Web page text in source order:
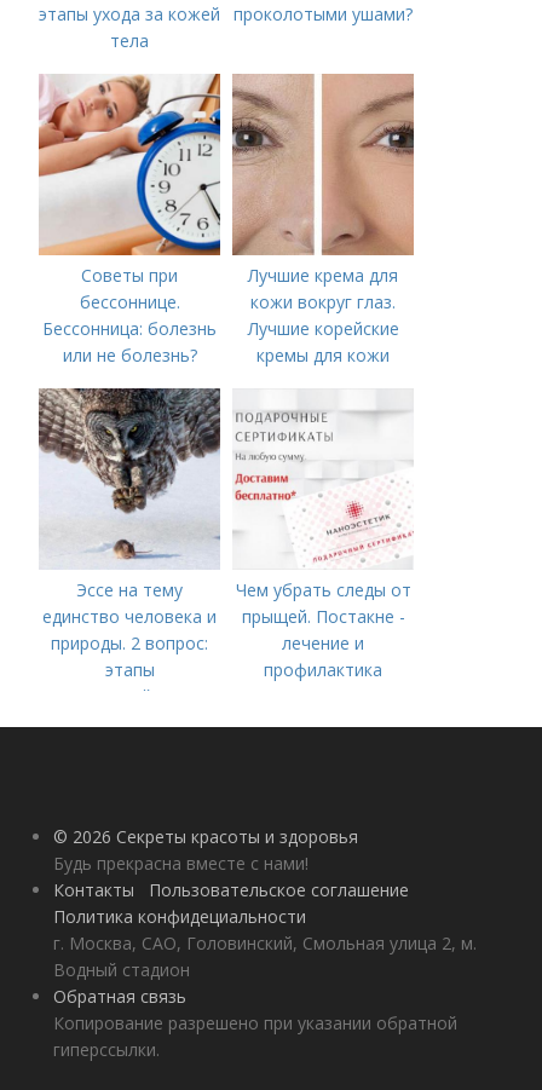
этапы ухода за кожей
тела
проколотыми ушами?
Советы при
бессоннице.
Бессонница: болезнь
или не болезнь?
Лучшие крема для
кожи вокруг глаз.
Лучшие корейские
кремы для кожи
году
Эссе на тему
единство человека и
природы. 2 вопрос:
этапы
взаимодействия
природного и
Чем убрать следы от
прыщей. Постакне -
лечение и
профилактика
© 2026 Секреты красоты и здоровья
Будь прекрасна вместе с нами!
Контакты
Пользовательское соглашение
Политика конфидециальности
г. Москва, САО, Головинский, Смольная улица 2, м.
Водный стадион
Обратная связь
Копирование разрешено при указании обратной
гиперссылки.